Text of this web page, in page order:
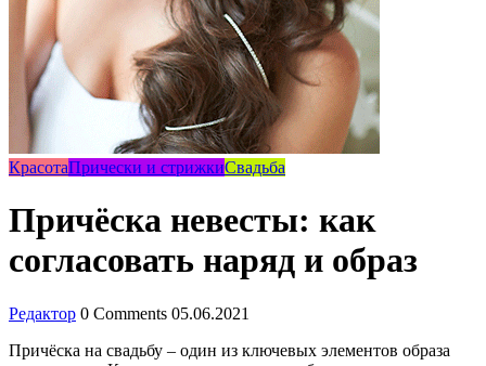
КрасотаПрически и стрижкиСвадьба
Причёска невесты: как
согласовать наряд и образ
Редактор 0 Comments 05.06.2021
Причёска на свадьбу – один из ключевых элементов образа